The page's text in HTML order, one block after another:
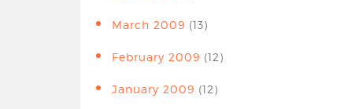
March 2009 (13)
February 2009 (12)
January 2009 (12)